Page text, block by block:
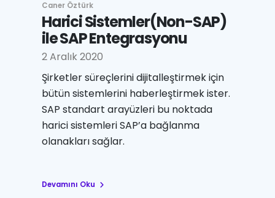
Caner Öztürk
Harici Sistemler(Non-SAP)
ile SAP Entegrasyonu
2 Aralık 2020
Şirketler süreçlerini dijitalleştirmek için
bütün sistemlerini haberleştirmek ister.
SAP standart arayüzleri bu noktada
harici sistemleri SAP’a bağlanma
olanakları sağlar.
Devamını Oku